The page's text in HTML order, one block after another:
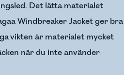
Det lätta materialet
Windbreaker Jacket ger bra
vikten är materialet mycket
när du inte använder